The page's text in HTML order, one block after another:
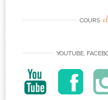
COURS
YOUTUBE,